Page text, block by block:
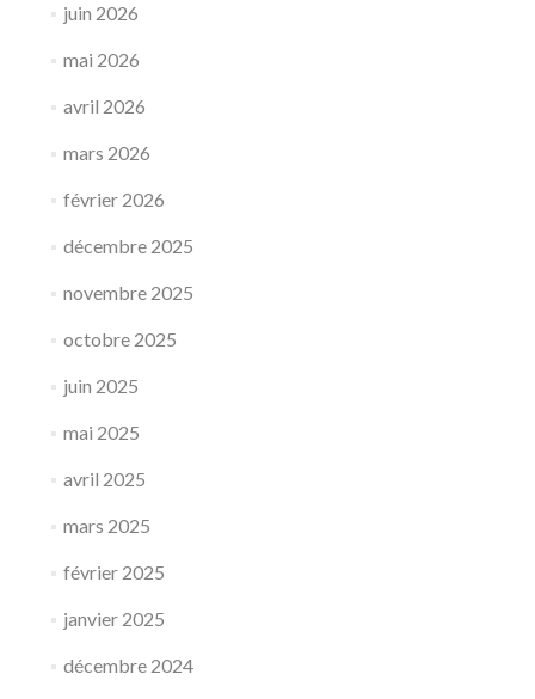
juin 2026
mai 2026
avril 2026
mars 2026
février 2026
décembre 2025
novembre 2025
octobre 2025
juin 2025
mai 2025
avril 2025
mars 2025
février 2025
janvier 2025
décembre 2024